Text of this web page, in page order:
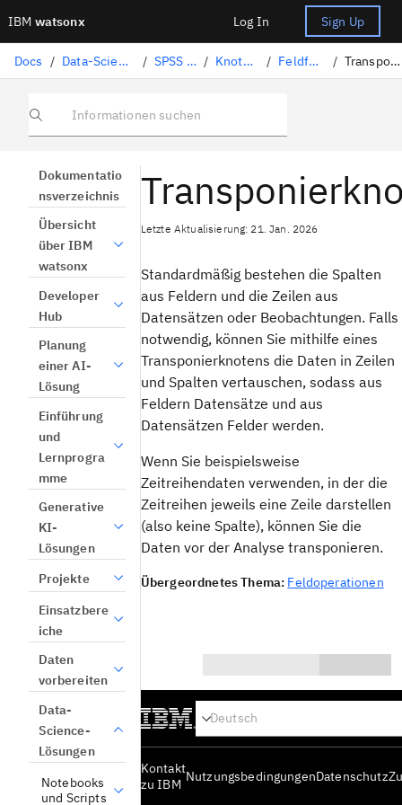
IBM watsonx Log In Sign Up
Docs / Data-Science-Lösungen / SPSS Modeler / Knotenpalette / Feldfunktionen / Transponierknoten
Informationen suchen
Dokumentatio
nsverzeichnis
Übersicht
über IBM
watsonx
Developer
Hub
Planung
einer AI-
Lösung
Einführung
und
Lernprogra
mme
Generative
KI-
Lösungen
Projekte
Einsatzbere
iche
Daten
vorbereiten
Data-
Science-
Lösungen
Notebooks
und Scripts
Letzte Aktualisierung: 21. Jan. 2026
Standardmäßig bestehen die Spalten
aus Feldern und die Zeilen aus
Datensätzen oder Beobachtungen. Falls
notwendig, können Sie mithilfe eines
Transponierknotens die Daten in Zeilen
und Spalten vertauschen, sodass aus
Feldern Datensätze und aus
Datensätzen Felder werden.
Wenn Sie beispielsweise
Zeitreihendaten verwenden, in der die
Zeitreihen jeweils eine Zeile darstellen
(also keine Spalte), können Sie die
Daten vor der Analyse transponieren.
Übergeordnetes Thema: Feldoperationen
Ja
Nein
0/1000
Kontakt
zu IBM NutzungsbedingungenDatenschutz